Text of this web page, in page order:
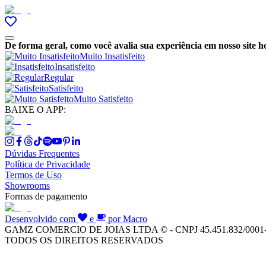
De forma geral, como você avalia sua experiência em nosso site
Muito Insatisfeito
Insatisfeito
Regular
Satisfeito
Muito Satisfeito
BAIXE O APP:
Dúvidas Frequentes
Política de Privacidade
Termos de Uso
Showrooms
Formas de pagamento
Desenvolvido com e
por Macro
GAMZ COMERCIO DE JOIAS LTDA © - CNPJ 45.451.832/
TODOS OS DIREITOS RESERVADOS